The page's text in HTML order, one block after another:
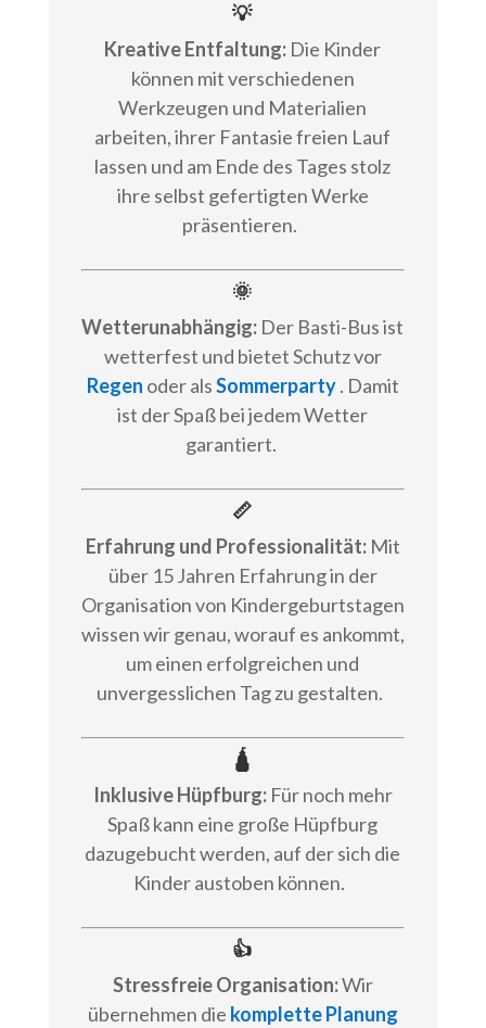
💡
Kreative Entfaltung: Die Kinder
können mit verschiedenen
Werkzeugen und Materialien
arbeiten, ihrer Fantasie freien Lauf
lassen und am Ende des Tages stolz
ihre selbst gefertigten Werke
präsentieren.
🌞
Wetterunabhängig: Der Basti-Bus ist
wetterfest und bietet Schutz vor
Regen oder alsSommerparty. Damit
ist der Spaß bei jedem Wetter
garantiert.
📏
Erfahrung und Professionalität:Mit
über 15 Jahren Erfahrung in der
Organisation von Kindergeburtstagen
wissen wir genau, worauf es ankommt,
um einen erfolgreichen und
unvergesslichen Tag zu gestalten.
🛕
Inklusive Hüpfburg:Für noch mehr
Spaß kann eine große Hüpfburg
dazugebucht werden, auf der sich die
Kinder austoben können.
👍
Stressfreie Organisation:Wir
übernehmen die komplette Planung